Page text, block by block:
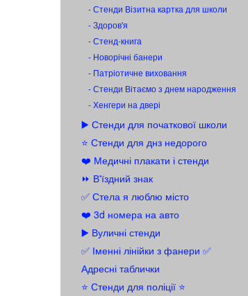
- Стенди Візитна картка для школи
- Здоров'я
- Стенд-книга
- Новорічні банери
- Патріотичне виховання
- Стенди Вітаємо з днем народження
- Хенгери на двері
▶️ Стенди для початкової школи
⭐ Стенди для днз недорого
❤️ Медичні плакати і стенди
⏩ В'їздний знак
✅ Стела я люблю місто
❤️ 3d номера на авто
▶️ Вуличні стенди
✅ Іменні лінійки з фанери ✅
Адресні таблички
⭐ Стенди для поліції ⭐